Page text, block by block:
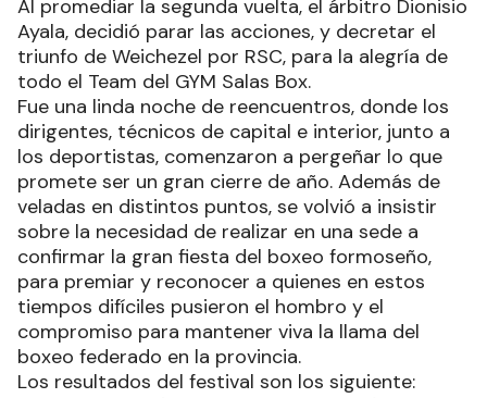
Al promediar la segunda vuelta, el árbitro Dionisio
Ayala, decidió parar las acciones, y decretar el
triunfo de Weichezel por RSC, para la alegría de
todo el Team del GYM Salas Box.
Fue una linda noche de reencuentros, donde los
dirigentes, técnicos de capital e interior, junto a
los deportistas, comenzaron a pergeñar lo que
promete ser un gran cierre de año. Además de
veladas en distintos puntos, se volvió a insistir
sobre la necesidad de realizar en una sede a
confirmar la gran fiesta del boxeo formoseño,
para premiar y reconocer a quienes en estos
tiempos difíciles pusieron el hombro y el
compromiso para mantener viva la llama del
boxeo federado en la provincia.
Los resultados del festival son los siguiente: